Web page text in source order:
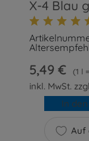
X-4 Blau
5,49 € 1 l
inkl. MwSt.
Auf
In